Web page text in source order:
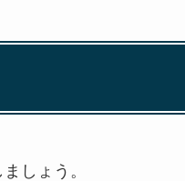
しょう。